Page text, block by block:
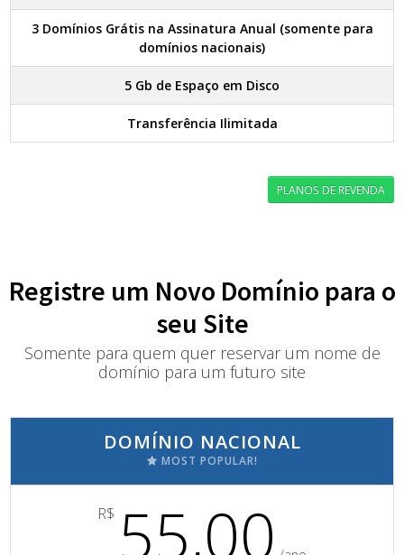
3 Domínios Grátis na Assinatura Anual (somente para
domínios nacionais)
5 Gb de Espaço em Disco
Transferência Ilimitada
PLANOS DE REVENDA
Registre um Novo Domínio para o
seu Site
Somente para quem quer reservar um nome de
domínio para um futuro site
DOMÍNIO NACIONAL
MOST POPULAR!
R$ 55,00